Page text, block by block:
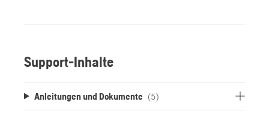
Support-Inhalte
Anleitungen und Dokumente (5)